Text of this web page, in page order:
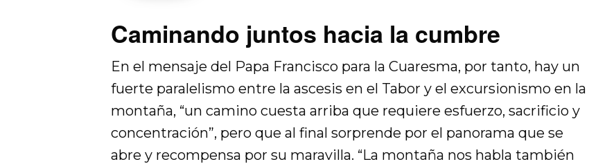
Caminando juntos hacia la cumbre
En el mensaje del Papa Francisco para la Cuaresma, por tanto, hay un
fuerte paralelismo entre la ascesis en el Tabor y el excursionismo en la
montaña, “un camino cuesta arriba que requiere esfuerzo, sacrificio y
concentración”, pero que al final sorprende por el panorama que se
abre y recompensa por su maravilla. “La montaña nos habla también